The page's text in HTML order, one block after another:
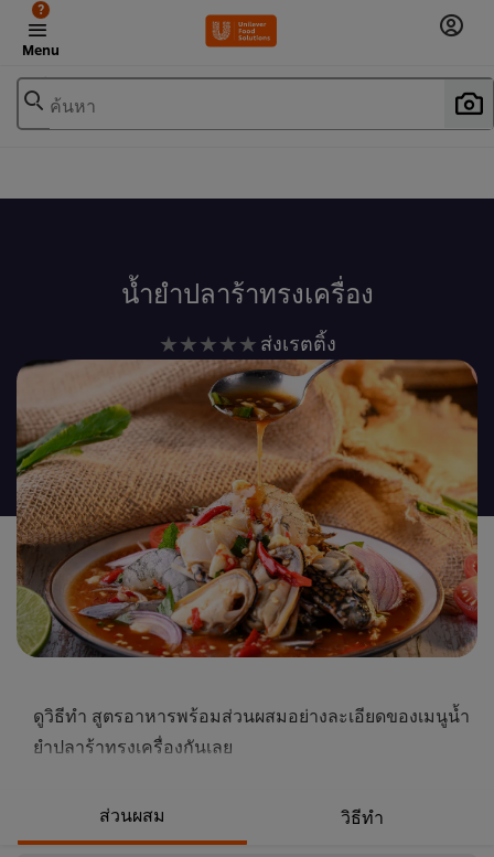
Menu
?
ค้นหา
น้ำยำปลาร้าทรงเครื่อง
ไม่มี
การ
ให้
คะแนน
สำหรับ
recipe
นี้
ส่งเรตติ้ง
ดูวิธีทำ สูตรอาหารพร้อมส่วนผสมอย่างละเอียดของเมนูน้ำ
ยำปลาร้าทรงเครื่องกันเลย
ส่วนผสม วิธีทำ